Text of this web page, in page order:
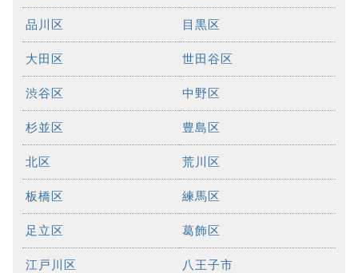
品川区 目黒区
大田区 世田谷区
渋谷区 中野区
杉並区 豊島区
北区 荒川区
板橋区 練馬区
足立区 葛飾区
江戸川区 八王子市